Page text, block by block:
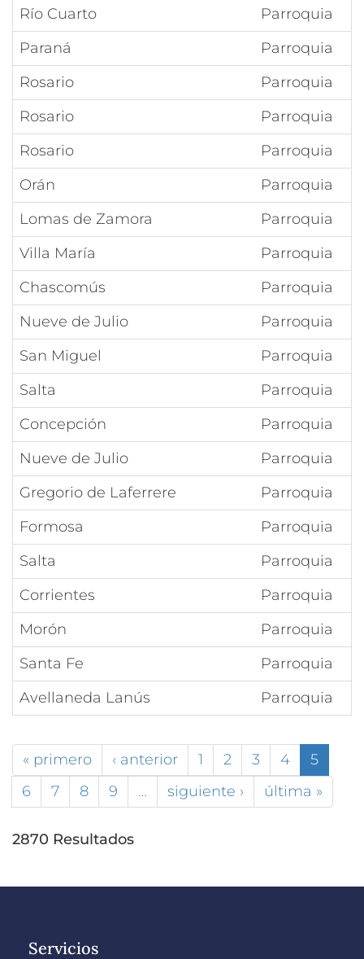
Río Cuarto
Parroquia
Paraná
Parroquia
Rosario
Parroquia
Rosario
Parroquia
Rosario
Parroquia
Orán
Parroquia
Lomas de Zamora
Parroquia
Villa María
Parroquia
Chascomús
Parroquia
Nueve de Julio
Parroquia
San Miguel
Parroquia
Salta
Parroquia
Concepción
Parroquia
Nueve de Julio
Parroquia
Gregorio de Laferrere
Parroquia
Formosa
Parroquia
Salta
Parroquia
Corrientes
Parroquia
Morón
Parroquia
Santa Fe
Parroquia
Avellaneda Lanús
Parroquia
« primero ‹ anterior 1 2 3 4
5
6
7 8 9 … siguiente › última »
2870 Resultados
Servicios